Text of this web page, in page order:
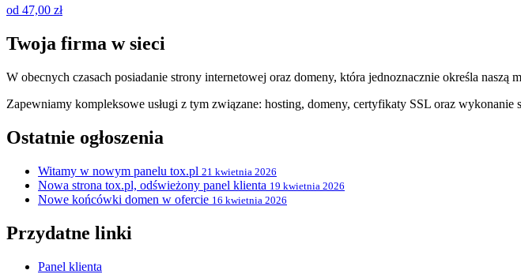
od 47,00 zł
Twoja firma w sieci
W obecnych czasach posiadanie strony internetowej oraz domeny, która jednoznacznie określa
Zapewniamy kompleksowe usługi z tym związane: hosting, domeny, certyfikaty SSL oraz wykonanie
Ostatnie ogłoszenia
Witamy w nowym panelu tox.pl 21 kwietnia 2026
Nowa strona tox.pl, odświeżony panel klienta 19 kwietnia 2026
Nowe końcówki domen w ofercie 16 kwietnia 2026
Przydatne linki
Panel klienta